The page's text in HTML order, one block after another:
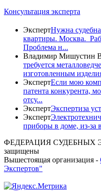
Консультация эксперта
ЭкспертНужна
квартиры. Москва.
Проблема н...
Владимир Мишустин
требуется
изготовленным
ЭкспертЕсли мою
патента конкурента,
отсу...
ЭкспертЭкспертиза
Эксперт
приборы в доме, из-за
ФЕДЕРАЦИЯ СУДЕБНЫХ
защищены
Вышестоящая организация -
Экспертов"